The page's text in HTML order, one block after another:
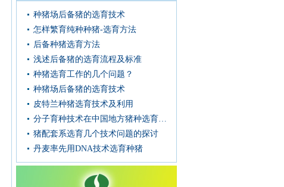
种猪场后备猪的选育技术
怎样繁育纯种种猪-选育方法
后备种猪选育方法
浅述后备猪的选育流程及标准
种猪选育工作的几个问题？
种猪场后备猪的选育技术
皮特兰种猪选育技术及利用
分子育种技术在中国地方猪种选育中的应用
猪配套系选育几个技术问题的探讨
丹麦率先用DNA技术选育种猪